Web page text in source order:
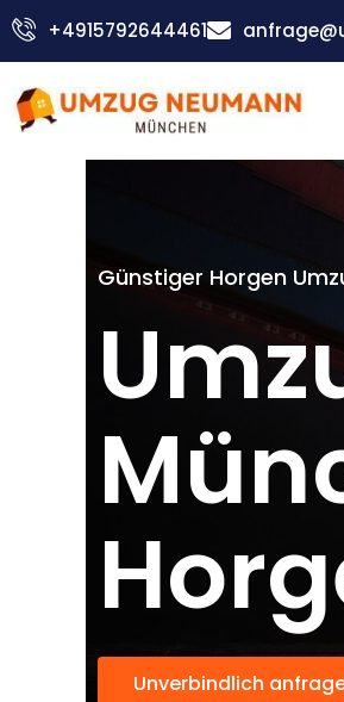
Zum
Inhalt
+4915792644461
Günstiger Horgen
Unverbindlich